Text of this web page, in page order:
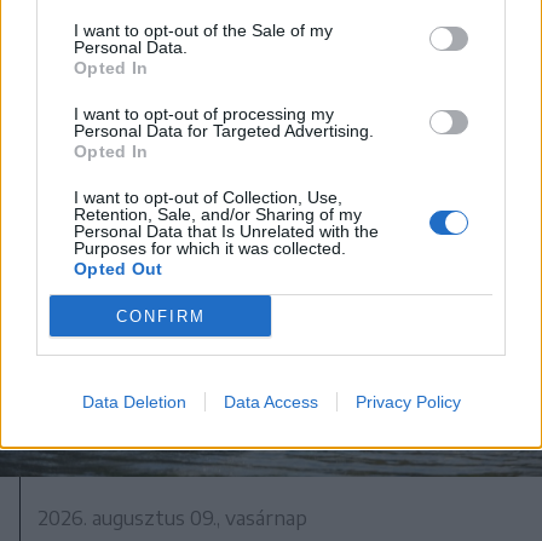
I want to opt-out of the Sale of my
Personal Data.
Opted In
I want to opt-out of processing my
Personal Data for Targeted Advertising.
Opted In
I want to opt-out of Collection, Use,
Retention, Sale, and/or Sharing of my
Personal Data that Is Unrelated with the
Purposes for which it was collected.
Opted Out
CONFIRM
Data Deletion Data Access Privacy Policy
Csíkszentkirályon
2026. augusztus 09., vasárnap